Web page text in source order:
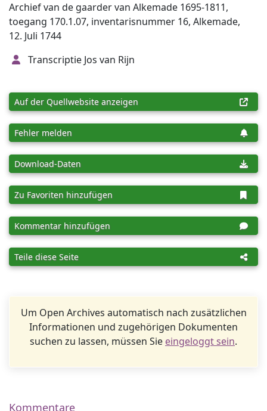
Archief van de gaarder van Alkemade 1695-1811,
toegang 170.1.07, inventarisnummer 16, Alkemade,
12. Juli 1744
Transcriptie Jos van Rijn
Auf der Quellwebsite anzeigen
Fehler melden
Download-Daten
Zu Favoriten hinzufügen
Kommentar hinzufügen
Teile diese Seite
Um Open Archives automatisch nach zusätzlichen
Informationen und zugehörigen Dokumenten
suchen zu lassen, müssen Sie eingeloggt sein.
Kommentare